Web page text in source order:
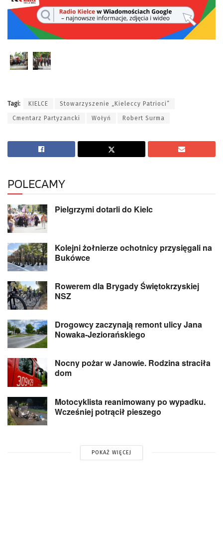
Tagi: KIELCE Stowarzyszenie „Kieleccy Patrioci”
Cmentarz Partyzancki Wołyń Robert Surma
POLECAMY
Pielgrzymi dotarli do Kielc
Kolejni żołnierze ochotnicy przysięgali na
Bukówce
Rowerem dla Brygady Świętokrzyskiej
NSZ
Drogowcy zaczynają remont ulicy Jana
Nowaka-Jeziorańskiego
Nocny pożar w Janowie. Rodzina straciła
dom
Motocyklista reanimowany po wypadku.
Wcześniej potrącił pieszego
POKAŻ WIĘCEJ